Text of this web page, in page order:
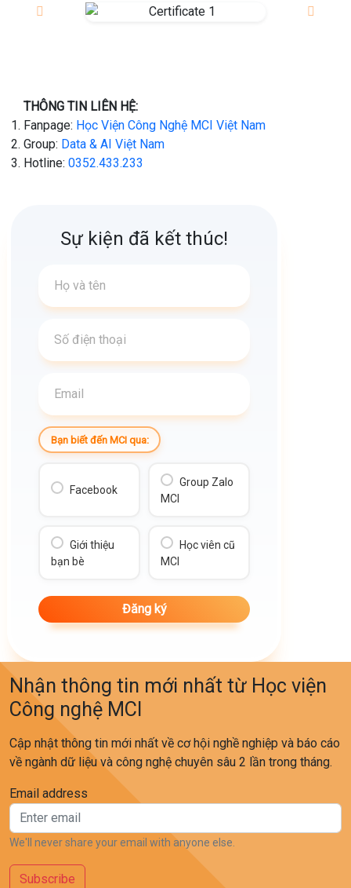
THÔNG TIN LIÊN HỆ:
Fanpage: Học Viện Công Nghệ MCI Việt Nam
Group: Data & AI Việt Nam
Hotline: 0352.433.233
Sự kiện đã kết thúc!
Bạn biết đến MCI qua:
Facebook
Group Zalo
MCI
Giới thiệu
bạn bè
Học viên cũ
MCI
Nhận thông tin mới nhất từ Học viện
Công nghệ MCI
Cập nhật thông tin mới nhất về cơ hội nghề nghiệp và báo cáo
về ngành dữ liệu và công nghệ chuyên sâu 2 lần trong tháng.
Email address
We'll never share your email with anyone else.
Subscribe